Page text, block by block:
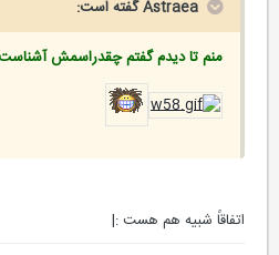
Astraea گفته است:
منم تا دیدم گفتم چقدراسمش آشناست!!!!
اتفاقاً شبیه هم هست :|